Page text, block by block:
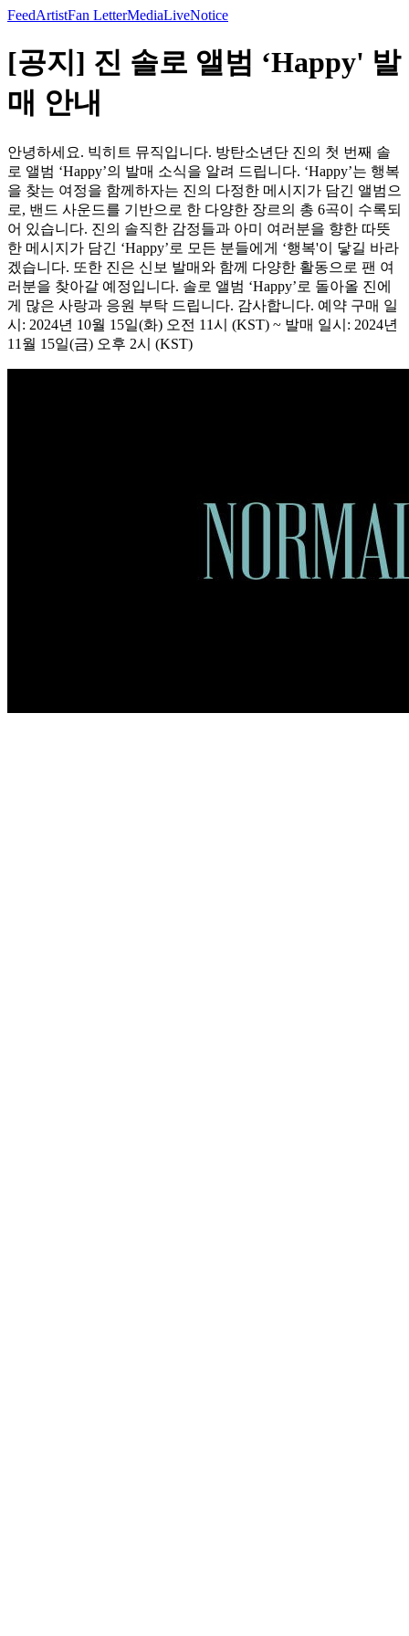
FeedArtistFan LetterMediaLiveNotice
[공지] 진 솔로 앨범 ‘Happy' 발
매 안내
안녕하세요. 빅히트 뮤직입니다. 방탄소년단 진의 첫 번째 솔
로 앨범 ‘Happy’의 발매 소식을 알려 드립니다. ‘Happy’는 행복
을 찾는 여정을 함께하자는 진의 다정한 메시지가 담긴 앨범으
로, 밴드 사운드를 기반으로 한 다양한 장르의 총 6곡이 수록되
어 있습니다. 진의 솔직한 감정들과 아미 여러분을 향한 따뜻
한 메시지가 담긴 ‘Happy’로 모든 분들에게 ‘행복'이 닿길 바라
겠습니다. 또한 진은 신보 발매와 함께 다양한 활동으로 팬 여
러분을 찾아갈 예정입니다. 솔로 앨범 ‘Happy’로 돌아올 진에
게 많은 사랑과 응원 부탁 드립니다. 감사합니다. 예약 구매 일
시: 2024년 10월 15일(화) 오전 11시 (KST) ~ 발매 일시: 2024년
11월 15일(금) 오후 2시 (KST)